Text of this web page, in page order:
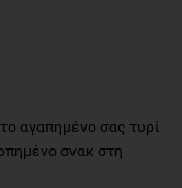
αγαπημένο σας τυρί
σνακ στη